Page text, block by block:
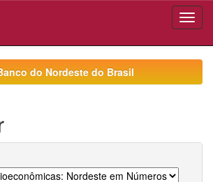
do Nordeste do Brasil